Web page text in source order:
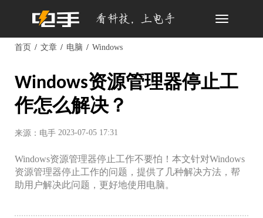
Toggle
首页 文章 电脑 Windows
Windows资源管理器停止工
作怎么解决？
来源：电手 2023-07-05 17:31
Windows资源管理器停止工作不要怕！本文针对Windows
资源管理器停止工作的问题，提供了几种解决方法，帮
助用户解决此问题，更好地使用电脑。